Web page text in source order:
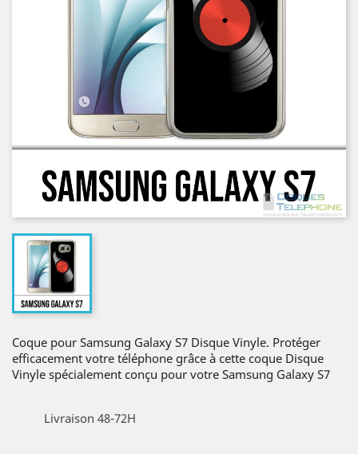
Coque pour Samsung Galaxy S7 Disque Vinyle. Protéger
efficacement votre téléphone grâce à cette coque Disque
Vinyle spécialement conçu pour votre Samsung Galaxy S7
Livraison 48-72H